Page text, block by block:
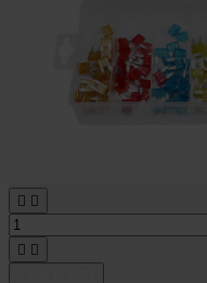
 
 